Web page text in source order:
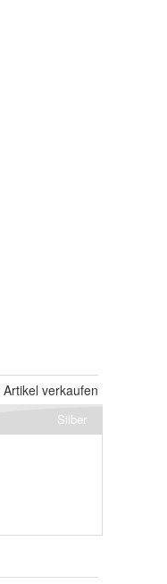
Artikel verkaufen
Silber